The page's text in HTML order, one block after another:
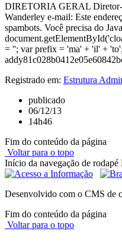
DIRETORIA GERAL Diretor-
Wanderley e-mail: Este
spambots. Você precisa do
= ''; var prefix = 'ma' + 'il' +
Registrado em: Estrutura
publicado
06/12/13
14h46
Fim do conteúdo da página
Voltar para o topo
Início da navegação de rodapé
Desenvolvido com o CMS de
Fim do conteúdo da página
Voltar para o topo